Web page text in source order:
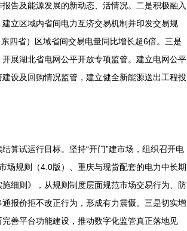
告及能源发展的新动态、活情况。二是积极融入
立区域内省间电力互济交易机制并印发交易规
四省）区域省间交易电量同比增长超6倍。三是
展湖北省电网公平开放专项监管。建立电网公平
设及回购情况监管，建立健全新能源送出工程投
算试运行目标。坚持“开门”建市场，组织召开电
场规则（4.0版）、重庆与现货配套的电力中长期
细则》，从规则制度层面规范市场交易行为、防
报价拒不改正行为，形成有力震慑。三是切实增
善平台功能建设，推动数字化监管真正落地见